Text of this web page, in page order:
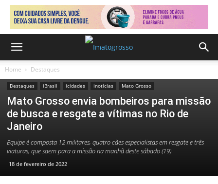
Home Destaques
Destaques iBrasil icidades inotícias Mato Grosso
Mato Grosso envia bombeiros para missão
de busca e resgate a vítimas no Rio de
Janeiro
Equipe é composta 12 militares, quatro cães especialistas em resgate e três
viaturas, que saem para a missão na manhã deste sábado (19)
18 de fevereiro de 2022